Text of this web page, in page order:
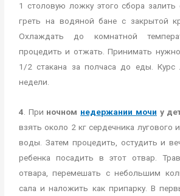
1 столовую ложку этого сбора залить
греть на водяной бане с закрытой
Охлаждать до комнатной
процедить и отжать. Принимать
1/2 стакана за полчаса до еды. Курс
недели.
4 . При ночном недержании мочи у
взять около 2 кг сердечника лугового
воды. Затем процедить, остудить и
ребенка посадить в этот отвар.
отвара, перемешать с небольшим
сала и наложить как припарку. В